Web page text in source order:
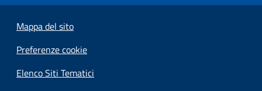
Mappa del sito
Preferenze cookie
Elenco Siti Tematici